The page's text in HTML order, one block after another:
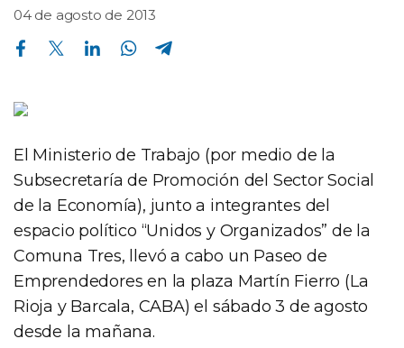
04 de agosto de 2013
Compartir en Facebook Compartir en Twitter Compartir en Linkedin Compartir en Whatsapp
El Ministerio de Trabajo (por medio de la
Subsecretaría de Promoción del Sector Social
de la Economía), junto a integrantes del
espacio político “Unidos y Organizados” de la
Comuna Tres, llevó a cabo un Paseo de
Emprendedores en la plaza Martín Fierro (La
Rioja y Barcala, CABA) el sábado 3 de agosto
desde la mañana.